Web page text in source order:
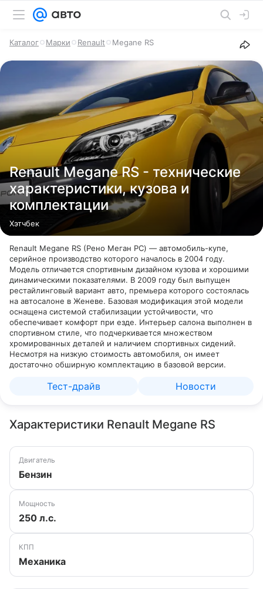
Каталог Марки Renault Megane RS
Renault Megane RS - технические
характеристики, кузова и
комплектации
Хэтчбек
Renault Megane RS (Рено Меган РС) — автомобиль-купе,
серийное производство которого началось в 2004 году.
Модель отличается спортивным дизайном кузова и хорошими
динамическими показателями. В 2009 году был выпущен
рестайлинговый вариант авто, премьера которого состоялась
на автосалоне в Женеве. Базовая модификация этой модели
оснащена системой стабилизации устойчивости, что
обеспечивает комфорт при езде. Интерьер салона выполнен в
спортивном стиле, что подчеркивается множеством
хромированных деталей и наличием спортивных сидений.
Несмотря на низкую стоимость автомобиля, он имеет
достаточно обширную комплектацию в базовой версии.
Тест-драйв Новости
Характеристики Renault Megane RS
Двигатель
Бензин
Мощность
250 л.с.
КПП
Механика